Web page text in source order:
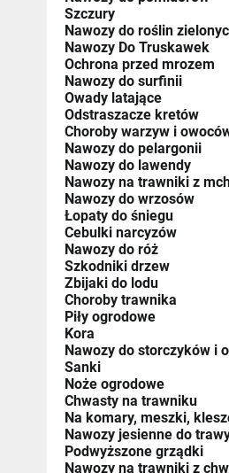
Szczury
Nawozy do roślin
Nawozy Do Truskawek
Ochrona przed mrozem
Nawozy do surfinii
Owady latające
Odstraszacze kretów
Choroby warzyw i
Nawozy do pelargonii
Nawozy do lawendy
Nawozy na trawniki z
Nawozy do wrzosów
Łopaty do śniegu
Cebulki narcyzów
Nawozy do róż
Szkodniki drzew
Zbijaki do lodu
Choroby trawnika
Piły ogrodowe
Kora
Nawozy do storczyków i
Sanki
Noże ogrodowe
Chwasty na trawniku
Na komary, meszki,
Nawozy jesienne do
Podwyższone grządki
Nawozy na trawniki z